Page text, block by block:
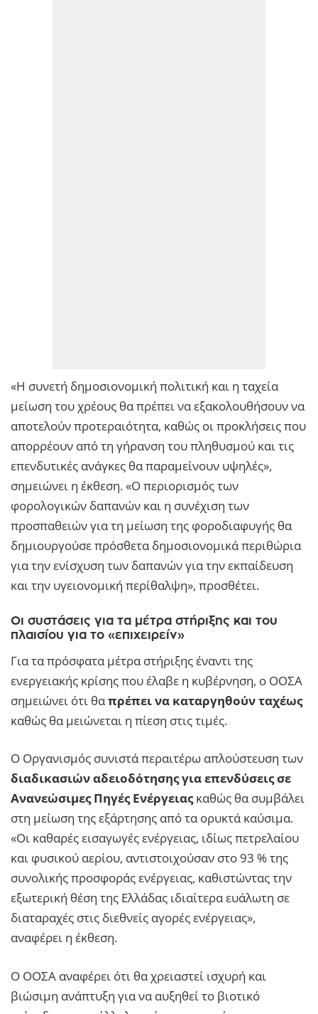
«Η συνετή δημοσιονομική πολιτική και η ταχεία
μείωση του χρέους θα πρέπει να εξακολουθήσουν να
αποτελούν προτεραιότητα, καθώς οι προκλήσεις που
απορρέουν από τη γήρανση του πληθυσμού και τις
επενδυτικές ανάγκες θα παραμείνουν υψηλές»,
σημειώνει η έκθεση. «Ο περιορισμός των
φορολογικών δαπανών και η συνέχιση των
προσπαθειών για τη μείωση της φοροδιαφυγής θα
δημιουργούσε πρόσθετα δημοσιονομικά περιθώρια
για την ενίσχυση των δαπανών για την εκπαίδευση
και την υγειονομική περίθαλψη», προσθέτει.
Οι συστάσεις για τα μέτρα στήριξης και του
πλαισίου για το «επιχειρείν»
Για τα πρόσφατα μέτρα στήριξης έναντι της
ενεργειακής κρίσης που έλαβε η κυβέρνηση, ο ΟΟΣΑ
σημειώνει ότι θαπρέπει να καταργηθούν ταχέως
καθώς θα μειώνεται η πίεση στις τιμές.
Ο Οργανισμός συνιστά περαιτέρω απλούστευση των
διαδικασιών αδειοδότησης για επενδύσεις σε
Ανανεώσιμες Πηγές Ενέργειαςκαθώς θα συμβάλει
στη μείωση της εξάρτησης από τα ορυκτά καύσιμα.
«Οι καθαρές εισαγωγές ενέργειας, ιδίως πετρελαίου
και φυσικού αερίου, αντιστοιχούσαν στο 93 % της
συνολικής προσφοράς ενέργειας, καθιστώντας την
εξωτερική θέση της Ελλάδας ιδιαίτερα ευάλωτη σε
διαταραχές στις διεθνείς αγορές ενέργειας»,
αναφέρει η έκθεση.
Ο ΟΟΣΑ αναφέρει ότι θα χρειαστεί ισχυρή και
βιώσιμη ανάπτυξη για να αυξηθεί το βιοτικό